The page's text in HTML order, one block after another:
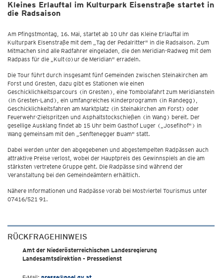
Kleines Erlauftal im Kulturpark Eisenstraße startet in
die Radsaison
Am Pfingstmontag, 16. Mai, startet ab 10 Uhr das Kleine Erlauftal im
Kulturpark Eisenstraße mit dem „Tag der Pedalritter" in die Radsaison. Zum
Mitmachen sind alle Radfahrer eingeladen, die den Meridian-Radweg mit dem
Radpass für die „Kult(o)ur de Meridian" erradeln.
Die Tour führt durch insgesamt fünf Gemeinden zwischen Steinakirchen am
Forst und Gresten, dazu gibt es Stationen wie einen
Geschicklichkeitsparcours (in Gresten), eine Tombolafahrt zum Meridianstein
(in Gresten-Land), ein umfangreiches Kinderprogramm (in Randegg),
Geschicklichkeitsfahren am Marktplatz (in Steinakirchen am Forst) oder
Feuerwehr-Zielspritzen und Asphaltstockschießen (in Wang) bereit. Der
gesellige Ausklang findet ab 15 Uhr beim Gasthof Luger („Josefihof") in
Wang gemeinsam mit den „Senftenegger Buam" statt.
Dabei werden unter den abgegebenen und abgestempelten Radpässen auch
attraktive Preise verlost, wobei der Hauptpreis des Gewinnspiels an die am
stärksten vertretene Gruppe geht. Die Radpässe sind während der
Veranstaltung bei den Gemeindeämtern erhältlich.
Nähere Informationen und Radpässe vorab bei Mostviertel Tourismus unter
07416/521 91.
RÜCKFRAGEHINWEIS
Amt der Niederösterreichischen Landesregierung
Landesamtsdirektion - Pressedienst